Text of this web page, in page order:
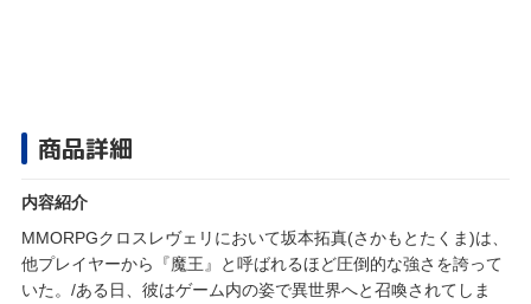
商品詳細
内容紹介
MMORPGクロスレヴェリにおいて坂本拓真(さかもとたくま)は、
他プレイヤーから『魔王』と呼ばれるほど圧倒的な強さを誇って
いた。/ある日、彼はゲーム内の姿で異世界へと召喚されてしま